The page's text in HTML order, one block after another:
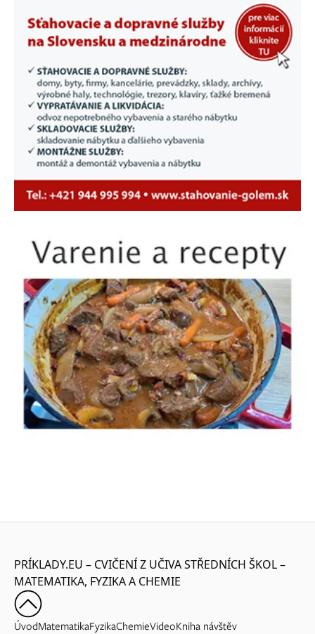
PRÍKLADY.EU – CVIČENÍ Z UČIVA STŘEDNÍCH ŠKOL –
MATEMATIKA, FYZIKA A CHEMIE
ÚvodMatematikaFyzikaChemieVideoKniha návštěv